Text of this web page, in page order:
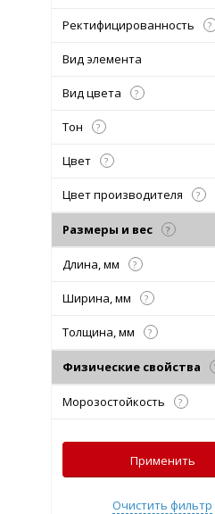
Ректифицированность ?
Вид элемента
Вид цвета ?
Тон ?
Цвет ?
Цвет производителя ?
Размеры и вес ?
Длина, мм ?
Ширина, мм ?
Толщина, мм ?
Физические свойства
Морозостойкость ?
Применить
Очистить фильтр